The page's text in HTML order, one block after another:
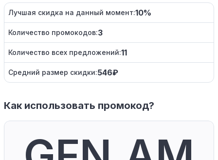
Лучшая скидка на данный момент:10%
Количество промокодов:3
Количество всех предложений:11
Средний размер скидки:546₽
Как использовать промокод?